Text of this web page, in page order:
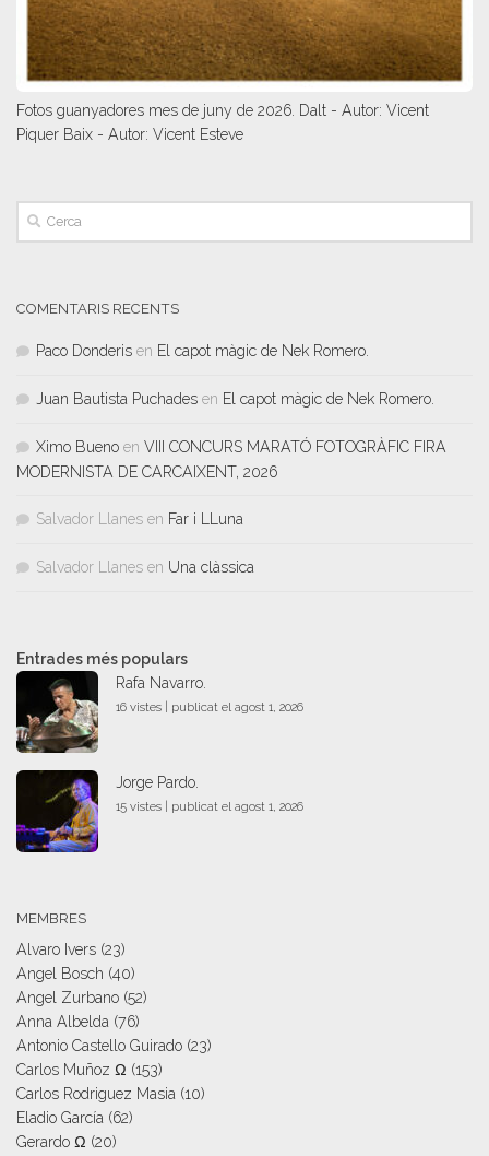
Fotos guanyadores mes de juny de 2026. Dalt - Autor: Vicent
Piquer Baix - Autor: Vicent Esteve
COMENTARIS RECENTS
Paco Donderis en El capot màgic de Nek Romero.
Juan Bautista Puchades en El capot màgic de Nek Romero.
Ximo Bueno en VIII CONCURS MARATÓ FOTOGRÀFIC FIRA
MODERNISTA DE CARCAIXENT, 2026
Salvador Llanes en Far i LLuna
Salvador Llanes en Una clàssica
Entrades més populars
Rafa Navarro.
16 vistes publicat el agost 1, 2026
Jorge Pardo.
15 vistes publicat el agost 1, 2026
MEMBRES
Alvaro Ivers (23)
Angel Bosch (40)
Angel Zurbano (52)
Anna Albelda (76)
Antonio Castello Guirado (23)
Carlos Muñoz Ω (153)
Carlos Rodriguez Masia (10)
Eladio García (62)
Gerardo Ω (20)